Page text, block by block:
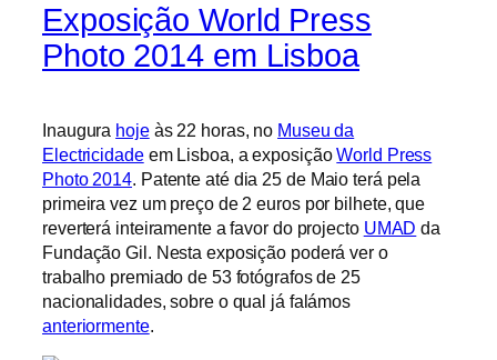
Exposição World Press
Photo 2014 em Lisboa
Inaugura hojeàs 22 horas, no Museu da
Electricidadeem Lisboa, a exposiçãoWorld Press
Photo 2014 . Patente até dia 25 de Maio terá pela
primeira vez um preço de 2 euros por bilhete, que
reverterá inteiramente a favor do projecto UMAD da
Fundação Gil. Nesta exposição poderá ver o
trabalho premiado de 53 fotógrafos de 25
nacionalidades, sobre o qual já falámos
anteriormente.